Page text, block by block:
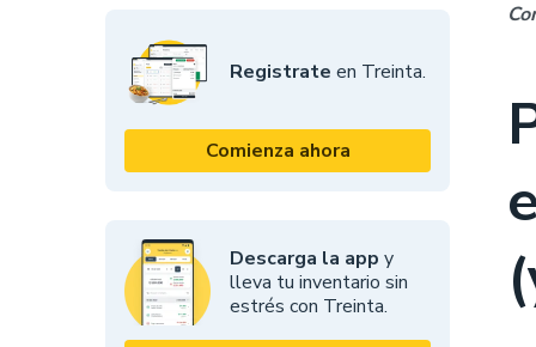
Registrate en Treinta.
Comienza ahora
Descarga la app y
lleva tu inventario sin
estrés con Treinta.